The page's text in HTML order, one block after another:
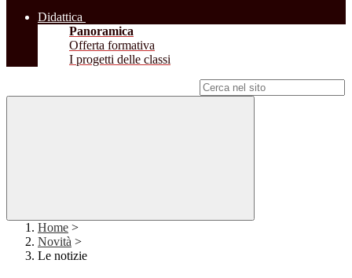
Didattica
Panoramica
Offerta formativa
I progetti delle classi
Home >
Novità >
Le notizie